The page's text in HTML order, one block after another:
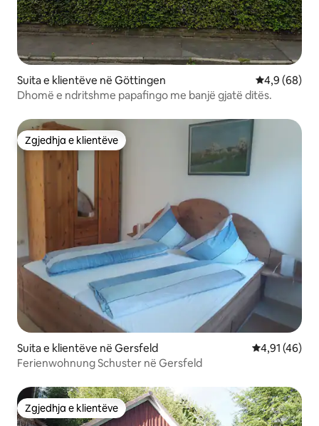
Suita e klientëve në Göttingen Vlerësimi
4,9 (68)
Dhomë e ndritshme papafingo me banjë gjatë ditës.
Zgjedhja e klientëve
Zgjedhja e klientëve
Suita e klientëve në Gersfeld Vlerësimi
4,91 (46)
Ferienwohnung Schuster në Gersfeld
Zgjedhja e klientëve
Zgjedhja e klientëve